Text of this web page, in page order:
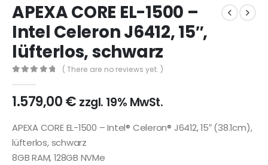
APEXA CORE EL-1500 –
Intel Celeron J6412, 15″,
lüfterlos, schwarz
( There are no reviews yet. )
1.579,00€ zzgl. 19% MwSt.
APEXA CORE EL-1500 – Intel® Celeron® J6412, 15″ (38.1cm),
lüfterlos, schwarz
8GB RAM, 128GB NVMe